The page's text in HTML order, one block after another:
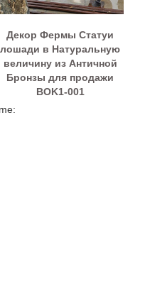
Декор Фермы Статуи
лошади в Натуральную
величину из Античной
Бронзы для продажи
BOK1-001